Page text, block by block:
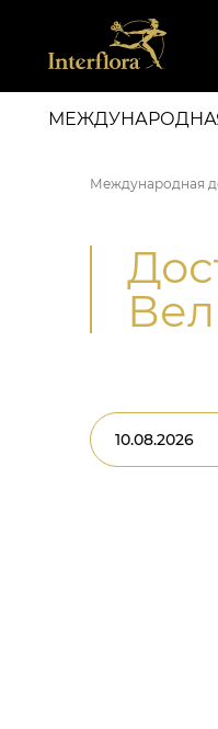
Международная